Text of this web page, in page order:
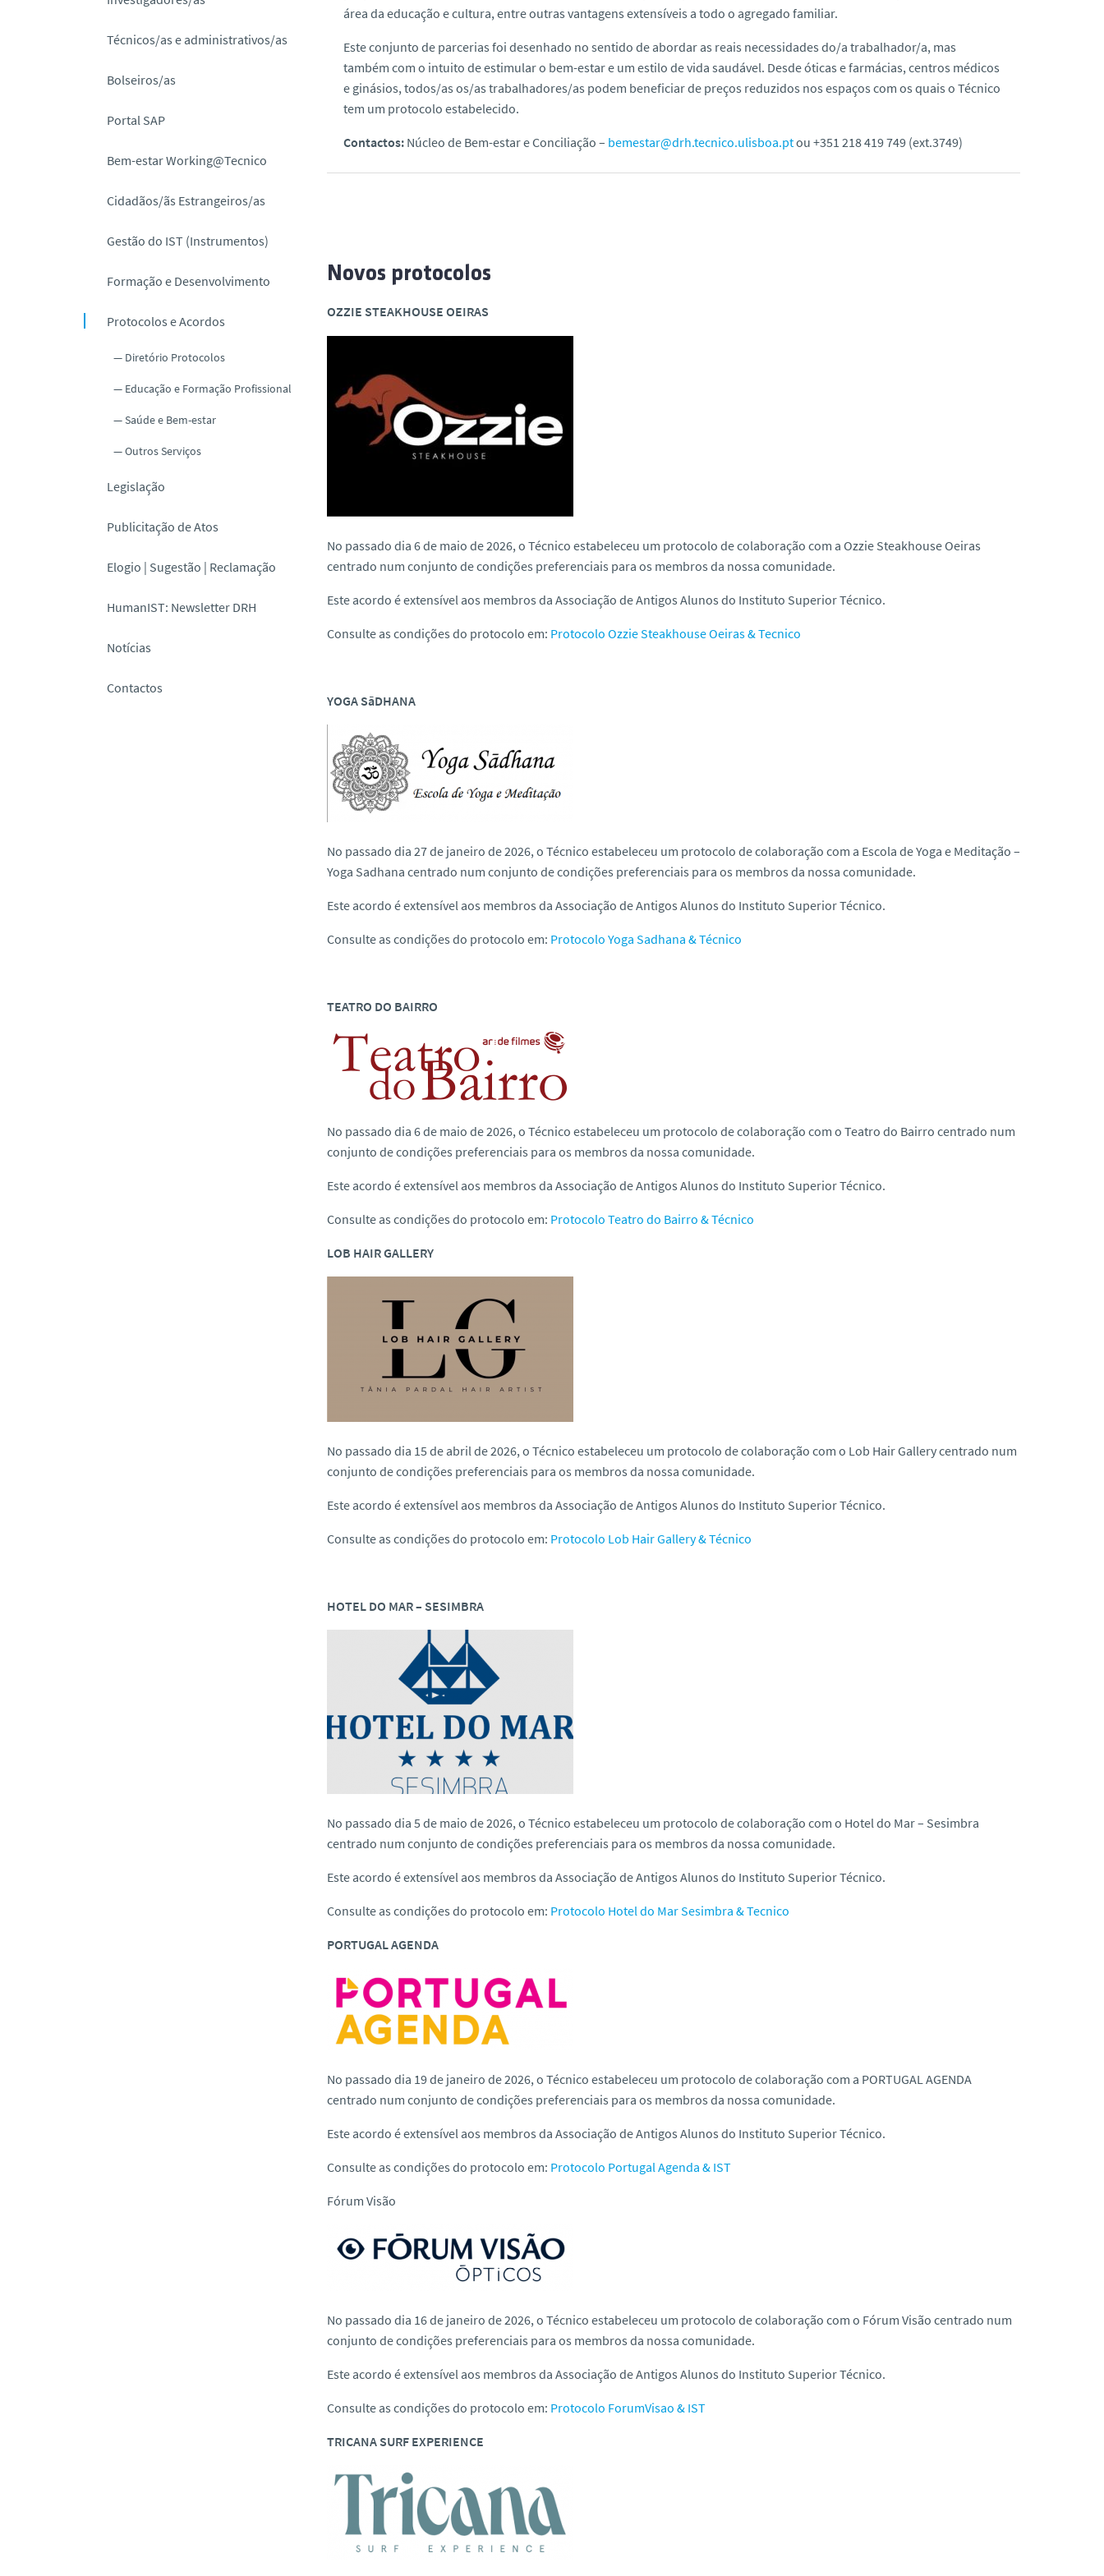
Técnicos/as e administrativos/as
Bolseiros/as
Portal SAP
Bem-estar Working@Tecnico
Cidadãos/ãs Estrangeiros/as
Gestão do IST (Instrumentos)
Formação e Desenvolvimento
Protocolos e Acordos
Diretório Protocolos
Educação e Formação Profissional
Saúde e Bem-estar
Outros Serviços
Legislação
Publicitação de Atos
Elogio | Sugestão | Reclamação
HumanIST: Newsletter DRH
Notícias
Contactos
área da educação e cultura, entre outras vantagens extensíveis a todo o agregado familiar.
Este conjunto de parcerias foi desenhado no sentido de abordar as reais necessidades do/a trabalhador/a, mas
também com o intuito de estimular o bem-estar e um estilo de vida saudável. Desde óticas e farmácias, centros médicos
e ginásios, todos/as os/as trabalhadores/as podem beneficiar de preços reduzidos nos espaços com os quais o Técnico
tem um protocolo estabelecido.
Contactos: Núcleo de Bem-estar e Conciliação – bemestar@drh.tecnico.ulisboa.ptou +351 218 419 749 (ext.3749)
Novos protocolos
OZZIE STEAKHOUSE OEIRAS
No passado dia 6 de maio de 2026, o Técnico estabeleceu um protocolo de colaboração com a Ozzie Steakhouse Oeiras
centrado num conjunto de condições preferenciais para os membros da nossa comunidade.
Este acordo é extensível aos membros da Associação de Antigos Alunos do Instituto Superior Técnico.
Consulte as condições do protocolo em: Protocolo Ozzie Steakhouse Oeiras & Tecnico
YOGA SāDHANA
No passado dia 27 de janeiro de 2026, o Técnico estabeleceu um protocolo de colaboração com a Escola de Yoga e Meditação –
Yoga Sadhana centrado num conjunto de condições preferenciais para os membros da nossa comunidade.
Este acordo é extensível aos membros da Associação de Antigos Alunos do Instituto Superior Técnico.
Consulte as condições do protocolo em: Protocolo Yoga Sadhana & Técnico
TEATRO DO BAIRRO
No passado dia 6 de maio de 2026, o Técnico estabeleceu um protocolo de colaboração com o Teatro do Bairro centrado num
conjunto de condições preferenciais para os membros da nossa comunidade.
Este acordo é extensível aos membros da Associação de Antigos Alunos do Instituto Superior Técnico.
Consulte as condições do protocolo em: Protocolo Teatro do Bairro & Técnico
LOB HAIR GALLERY
No passado dia 15 de abril de 2026, o Técnico estabeleceu um protocolo de colaboração com o Lob Hair Gallery centrado num
conjunto de condições preferenciais para os membros da nossa comunidade.
Este acordo é extensível aos membros da Associação de Antigos Alunos do Instituto Superior Técnico.
Consulte as condições do protocolo em: Protocolo Lob Hair Gallery & Técnico
HOTEL DO MAR – SESIMBRA
No passado dia 5 de maio de 2026, o Técnico estabeleceu um protocolo de colaboração com o Hotel do Mar – Sesimbra
centrado num conjunto de condições preferenciais para os membros da nossa comunidade.
Este acordo é extensível aos membros da Associação de Antigos Alunos do Instituto Superior Técnico.
Consulte as condições do protocolo em: Protocolo Hotel do Mar Sesimbra & Tecnico
PORTUGAL AGENDA
No passado dia 19 de janeiro de 2026, o Técnico estabeleceu um protocolo de colaboração com a PORTUGAL AGENDA
centrado num conjunto de condições preferenciais para os membros da nossa comunidade.
Este acordo é extensível aos membros da Associação de Antigos Alunos do Instituto Superior Técnico.
Consulte as condições do protocolo em: Protocolo Portugal Agenda & IST
Fórum Visão
No passado dia 16 de janeiro de 2026, o Técnico estabeleceu um protocolo de colaboração com o Fórum Visão centrado num
conjunto de condições preferenciais para os membros da nossa comunidade.
Este acordo é extensível aos membros da Associação de Antigos Alunos do Instituto Superior Técnico.
Consulte as condições do protocolo em: Protocolo ForumVisao & IST
TRICANA SURF EXPERIENCE